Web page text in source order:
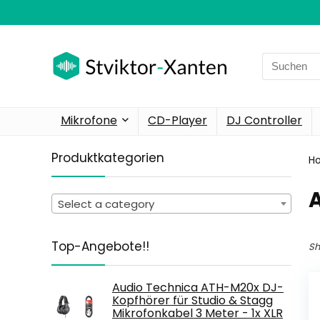
Search
for:
Mikrofone CD-Player DJ Controller
Produktkategorien
Select a category
Top-Angebote!!
Audio Technica ATH-M20x DJ-
Kopfhörer für Studio & Stagg
Mikrofonkabel 3 Meter - 1x XLR